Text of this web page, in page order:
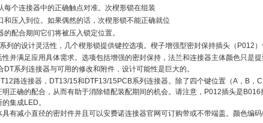
每个连接器中的正确触点对准。次楔形锁在组装
和压入到位。如果偶然的话，次楔形锁不能正确就位
的配合期间它们将被压入锁定位置。
列的设计灵活性，几个楔形锁提供键控选项。楔子增强型密封保持插头（P012
性并满足应用具体需求。选项包括增强的密封保持，法兰和连接器主体颜色只是提
DT系列连接器与可用的修改和附件，设计可能性是巨大的。
路连接器，DT13/15和DTF13/15PCB系列连接器。除了四个键位置（A，B，
明正确的配合，从而有助于消除错配装配期间的机会。 请注意，P012插头是B016
集成LED。
具有减小直径的密封件并且可以安费诺连接器官网可订购带或不带端盖。颜色编码